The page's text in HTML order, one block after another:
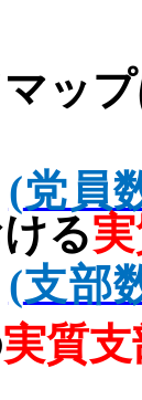
ップ
(党員
る
(支部
実質